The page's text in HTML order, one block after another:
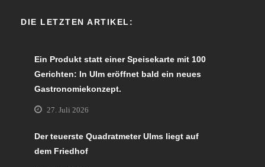
DIE LETZTEN ARTIKEL:
Ein Produkt statt einer Speisekarte mit 100
Gerichten: In Ulm eröffnet bald ein neues
Gastronomiekonzept.
27. Juli 2026
Der teuerste Quadratmeter Ulms liegt auf
dem Friedhof